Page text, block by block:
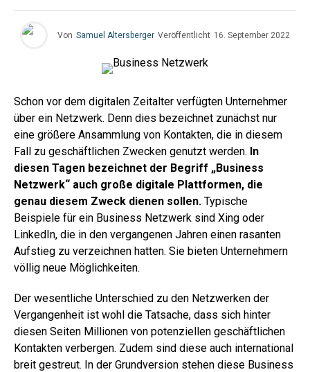
Von Samuel Altersberger Veröffentlicht 16. September 2022
Schon vor dem digitalen Zeitalter verfügten Unternehmer
über ein Netzwerk. Denn dies bezeichnet zunächst nur
eine größere Ansammlung von Kontakten, die in diesem
Fall zu geschäftlichen Zwecken genutzt werden. In
diesen Tagen bezeichnet der Begriff „Business
Netzwerk“ auch große digitale Plattformen, die
genau diesem Zweck dienen sollen. Typische
Beispiele für ein Business Netzwerk sind Xing oder
LinkedIn, die in den vergangenen Jahren einen rasanten
Aufstieg zu verzeichnen hatten. Sie bieten Unternehmern
völlig neue Möglichkeiten.
Der wesentliche Unterschied zu den Netzwerken der
Vergangenheit ist wohl die Tatsache, dass sich hinter
diesen Seiten Millionen von potenziellen geschäftlichen
Kontakten verbergen. Zudem sind diese auch international
breit gestreut. In der Grundversion stehen diese Business